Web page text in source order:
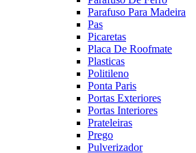
Parafuso Para Madeira
Pas
Picaretas
Placa De Roofmate
Plasticas
Politileno
Ponta Paris
Portas Exteriores
Portas Interiores
Prateleiras
Prego
Pulverizador